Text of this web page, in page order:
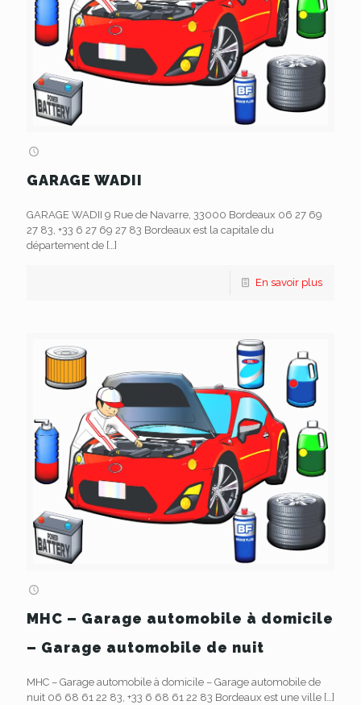
GARAGE WADII
GARAGE WADII 9 Rue de Navarre, 33000 Bordeaux 06 27 69
27 83, +33 6 27 69 27 83 Bordeaux est la capitale du
département de […]
En savoir plus
MHC – Garage automobile à domicile
– Garage automobile de nuit
MHC – Garage automobile à domicile – Garage automobile de
nuit 06 68 61 22 83, +33 6 68 61 22 83 Bordeaux est une ville […]